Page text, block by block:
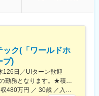
るとともに、患者さんの身体
。それぞれ在籍拠点をベー
。業務を通じた「感動」と
動を重視した風土です。
ック(「ワールドホ
プ)
126日／UIターン歓迎
全国各地のパートナー提携企業先での勤務となります。★積極採用中エリア東京・神奈川・千葉・埼玉・大阪・京都・滋賀・兵庫・愛知・三重・福岡※北海道・沖縄県を除く45都府県に多彩なプロジェクトを用意。※勤務地は希望を最大限考慮して決定します。※U・Iターン歓迎！住宅補助あり（月6万7000円まで会社補助）＼NEW！エリア制度導入／全国でスキルを伸ばしたい方も、好きな場所で研究をしたい方も、ご希望をお聞かせください！詳細は選考時にご案内いたします。【配属先企業の一例】中外製薬株式会社中外製薬工業株式会社株式会社明治堺化学工業株式会社日本化薬株式会社日東電工株式会社 豊橋事業所ニプロファーマ株式会社 大舘工場株式会社カネカ株式会社DNPファインケミカル宇都宮株式会社中外医科学研究所東邦チタニウム株式会社高田製薬株式会社株式会社理研ジェネシス株式会社マテリアルゲート三井化学EMS株式会社株式会社エネコート 他
年収390万円 ／ 24歳 ／入社1年 年収480万円 ／ 30歳 ／入社6年